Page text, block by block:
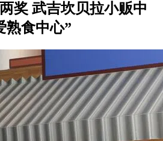
奖 武吉坎贝拉小贩中
熟食中心”